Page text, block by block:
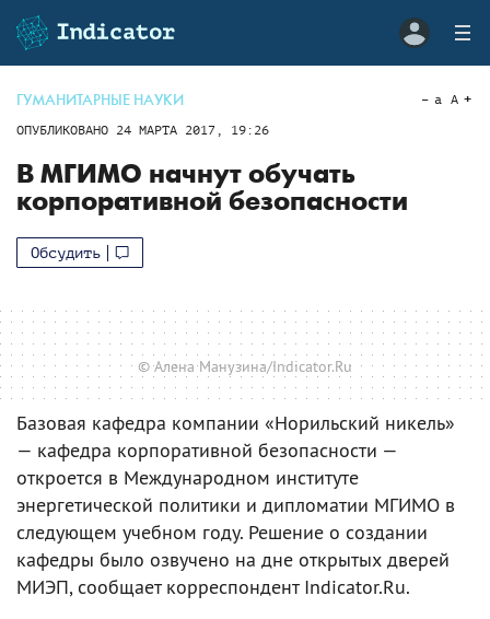
ГУМАНИТАРНЫЕ НАУКИ
ОПУБЛИКОВАНО 24 МАРТА 2017, 19:26
a A
В МГИМО начнут обучать
корпоративной безопасности
Обсудить
© Алена Манузина/Indicator.Ru
Базовая кафедра компании «Норильский никель»
— кафедра корпоративной безопасности —
откроется в Международном институте
энергетической политики и дипломатии МГИМО в
следующем учебном году. Решение о создании
кафедры было озвучено на дне открытых дверей
МИЭП, сообщает корреспондент Indicator.Ru.